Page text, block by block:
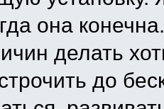
она
делать
до